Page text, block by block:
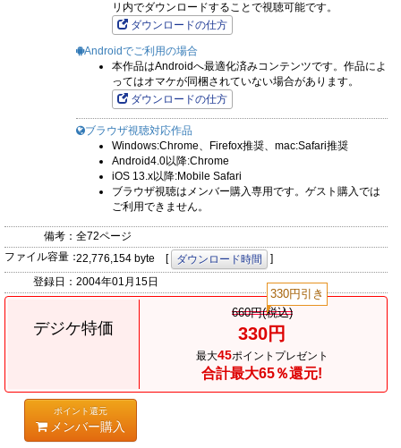
リ内でダウンロードすることで視聴可能です。
ダウンロードの仕方
Androidでご利用の場合
本作品はAndroidへ最適化済みコンテンツです。作品によ
ってはオマケが同梱されていない場合があります。
ダウンロードの仕方
ブラウザ視聴対応作品
Windows:Chrome、Firefox推奨、mac:Safari推奨
Android4.0以降:Chrome
iOS 13.x以降:Mobile Safari
ブラウザ視聴はメンバー購入専用です。ゲスト購入では
ご利用できません。
備考： 全72ページ
ファイル容量：22,776,154 byte [ ダウンロード時間
]
登録日： 2004年01月15日
デジケ特価
660円(税込)
330円引き
330円
最大45ポイントプレゼント
合計最大65％還元!
ポイント還元
メンバー購入